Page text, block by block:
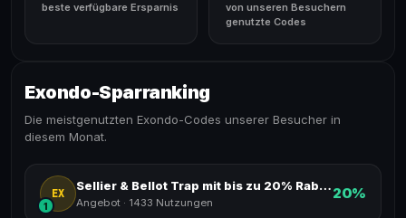
beste verfügbare Ersparnis
von unseren Besuchern
genutzte Codes
Exondo-Sparranking
Die meistgenutzten Exondo-Codes unserer Besucher in
diesem Monat.
EX
1
Sellier & Bellot Trap mit bis zu 20% Rabatt
Angebot · 1433 Nutzungen
20%